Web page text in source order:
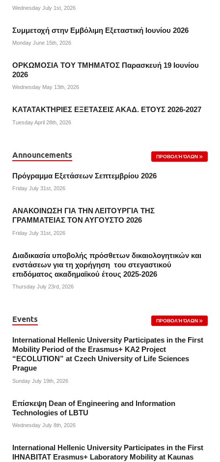
Wednesday July 1st, 2026
Συμμετοχή στην Εμβόλιμη Εξεταστική Ιουνίου 2026
Monday June 15th, 2026
ΟΡΚΩΜΟΣΙΑ ΤΟΥ ΤΜΗΜΑΤΟΣ Παρασκευή 19 Ιουνίου
2026
Wednesday May 13th, 2026
ΚΑΤΑΤΑΚΤΗΡΙΕΣ ΕΞΕΤΑΣΕΙΣ ΑΚΑΔ. ΕΤΟΥΣ 2026-2027
Tuesday April 28th, 2026
Announcements ΠΡΟΒΟΛΉ ΌΛΩΝ
Πρόγραμμα Εξετάσεων Σεπτεμβρίου 2026
Friday July 31st, 2026
ΑΝΑΚΟΙΝΩΣΗ ΓΙΑ ΤΗΝ ΛΕΙΤΟΥΡΓΙΑ ΤΗΣ
ΓΡΑΜΜΑΤΕΙΑΣ ΤΟΝ ΑΥΓΟΥΣΤΟ 2026
Friday July 31st, 2026
Διαδικασία υποβολής πρόσθετων δικαιολογητικών και
ενστάσεων για τη χορήγηση του στεγαστικού
επιδόματος ακαδημαϊκού έτους 2025-2026
Thursday July 23rd, 2026
Events ΠΡΟΒΟΛΉ ΌΛΩΝ
International Hellenic University Participates in the First
Mobility Period of the Erasmus+ KA2 Project
“ECOLUTION” at Czech University of Life Sciences
Prague
Sunday July 19th, 2026
Επίσκεψη Dean of Engineering and Information
Technologies of LBTU
Wednesday July 8th, 2026
International Hellenic University Participates in the First
IHNABITAT Erasmus+ Laboratory Mobility at Kaunas